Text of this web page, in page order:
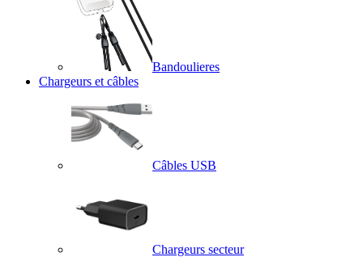
Bandoulieres
Chargeurs et câbles
Câbles USB
Chargeurs secteur